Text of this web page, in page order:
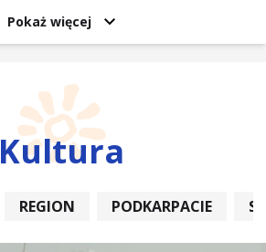
Pokaż więcej
Kultura
REGION PODKARPACIE